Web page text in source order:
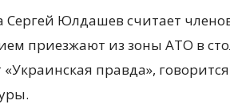
Сергей Юлдашев считает
приезжают из зоны АТО в
«Украинская правда»,